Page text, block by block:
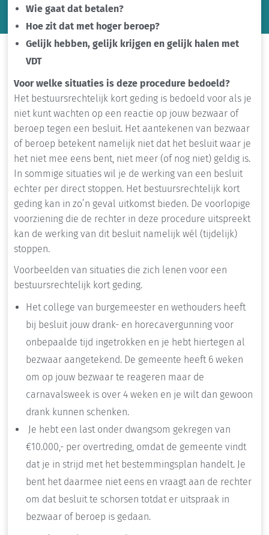
Wie gaat dat betalen?
Hoe zit dat met hoger beroep?
Gelijk hebben, gelijk krijgen en gelijk halen met
VDT
Voor welke situaties is deze procedure bedoeld?
Het bestuursrechtelijk kort geding is bedoeld voor als je
niet kunt wachten op een reactie op jouw bezwaar of
beroep tegen een besluit. Het aantekenen van bezwaar
of beroep betekent namelijk niet dat het besluit waar je
het niet mee eens bent, niet meer (of nog niet) geldig is.
In sommige situaties wil je de werking van een besluit
echter per direct stoppen. Het bestuursrechtelijk kort
geding kan in zo’n geval uitkomst bieden. De voorlopige
voorziening die de rechter in deze procedure uitspreekt
kan de werking van dit besluit namelijk wél (tijdelijk)
stoppen.
Voorbeelden van situaties die zich lenen voor een
bestuursrechtelijk kort geding.
Het college van burgemeester en wethouders heeft
bij besluit jouw drank- en horecavergunning voor
onbepaalde tijd ingetrokken en je hebt hiertegen al
bezwaar aangetekend. De gemeente heeft 6 weken
om op jouw bezwaar te reageren maar de
carnavalsweek is over 4 weken en je wilt dan gewoon
drank kunnen schenken.
Je hebt een last onder dwangsom gekregen van
€10.000,- per overtreding, omdat de gemeente vindt
dat je in strijd met het bestemmingsplan handelt. Je
bent het daarmee niet eens en vraagt aan de rechter
om dat besluit te schorsen totdat er uitspraak in
bezwaar of beroep is gedaan.